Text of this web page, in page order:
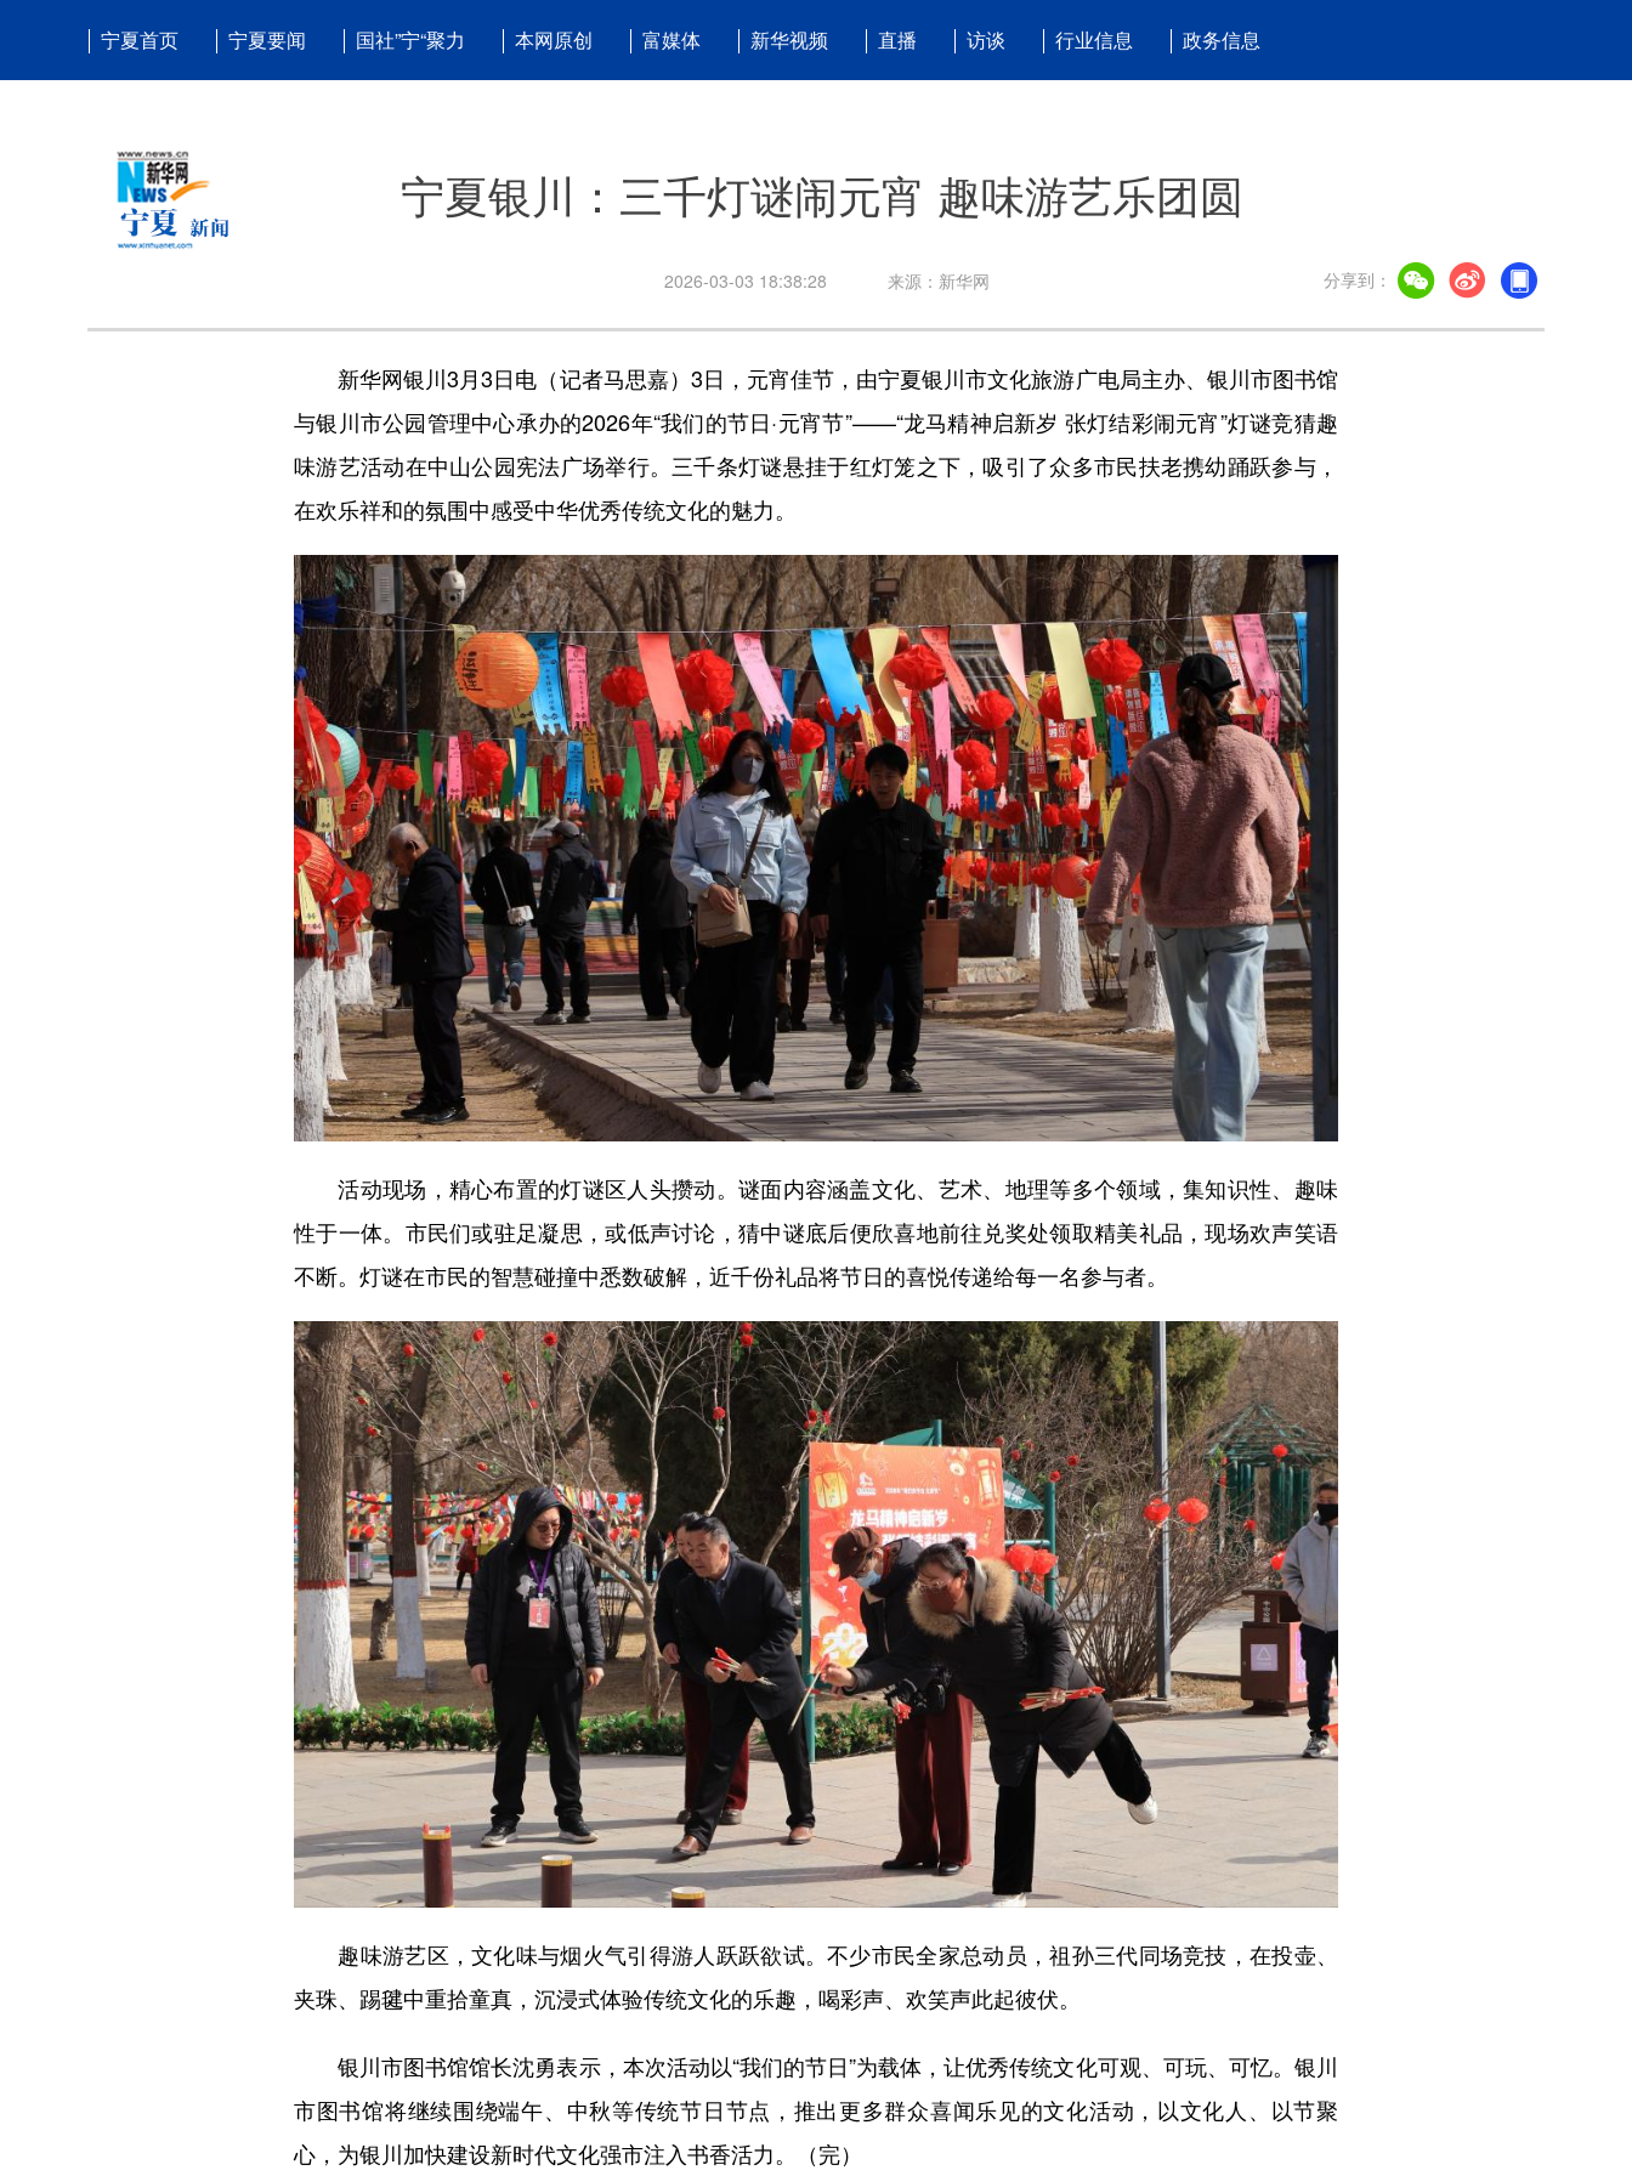
宁夏首页 宁夏要闻 国社”宁“聚力 本网原创 富媒体 新华视频 直播 访谈 行业信息 政务信息
宁夏银川：三千灯谜闹元宵 趣味游艺乐团圆
2026-03-03 18:38:28 来源：新华网 分享到：
新华网银川3月3日电（记者马思嘉）3日，元宵佳节，由宁夏银川市文化旅游广电局主办、银川市图书馆
与银川市公园管理中心承办的2026年“我们的节日·元宵节”——“龙马精神启新岁 张灯结彩闹元宵”灯谜竞猜趣
味游艺活动在中山公园宪法广场举行。三千条灯谜悬挂于红灯笼之下，吸引了众多市民扶老携幼踊跃参与，
在欢乐祥和的氛围中感受中华优秀传统文化的魅力。
活动现场，精心布置的灯谜区人头攒动。谜面内容涵盖文化、艺术、地理等多个领域，集知识性、趣味
性于一体。市民们或驻足凝思，或低声讨论，猜中谜底后便欣喜地前往兑奖处领取精美礼品，现场欢声笑语
不断。灯谜在市民的智慧碰撞中悉数破解，近千份礼品将节日的喜悦传递给每一名参与者。
趣味游艺区，文化味与烟火气引得游人跃跃欲试。不少市民全家总动员，祖孙三代同场竞技，在投壶、
夹珠、踢毽中重拾童真，沉浸式体验传统文化的乐趣，喝彩声、欢笑声此起彼伏。
银川市图书馆馆长沈勇表示，本次活动以“我们的节日”为载体，让优秀传统文化可观、可玩、可忆。银川
市图书馆将继续围绕端午、中秋等传统节日节点，推出更多群众喜闻乐见的文化活动，以文化人、以节聚
心，为银川加快建设新时代文化强市注入书香活力。（完）